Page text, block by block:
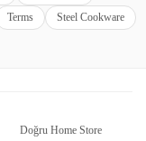
Terms
Steel Cookware
Doğru Home Store